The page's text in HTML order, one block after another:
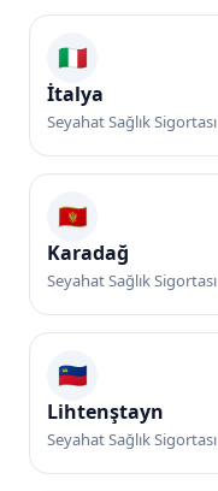
🇮🇹
İtalya
Seyahat Sağlık Sigortası
🇲🇪
Karadağ
Seyahat Sağlık Sigortası
🇱🇮
Lihtenştayn
Seyahat Sağlık Sigortası